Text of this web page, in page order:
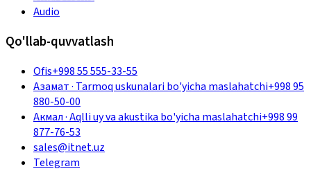
Audio
Qo'llab-quvvatlash
Ofis+998 55 555-33-55
Азамат· Tarmoq uskunalari bo'yicha maslahatchi+998 95
880-50-00
Акмал·Aqlli uy va akustika bo'yicha maslahatchi+998 99
877-76-53
sales@itnet.uz
Telegram